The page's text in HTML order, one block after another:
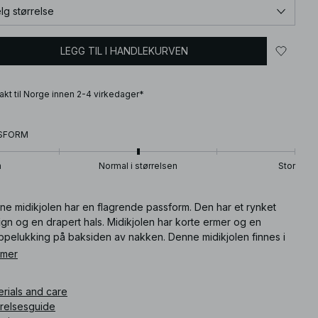
størrelse
LEGG TIL I HANDLEKURVEN
til Norge innen 2-4 virkedager*
Normal i størrelsen Stor
midikjolen har en flagrende passform. Den har et rynket
og en drapert hals. Midikjolen har korte ermer og en
på baksiden av nakken. Denne midikjolen finnes i
and care